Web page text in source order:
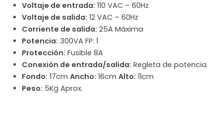
Voltaje de entrada: 110 VAC – 60Hz
Voltaje de salida: 12 VAC – 60Hz
Corriente de salida: 25A Máxima
Potencia: 300VA FP: 1
Protección: Fusible 8A
Conexión de entrada/salida: Regleta de potencia
Fondo: 17cm Ancho: 16cm Alto: 11cm
Peso: 5Kg Aprox.